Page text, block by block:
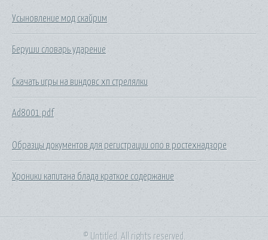
Усыновление мод скайрим
Беруши словарь ударение
Скачать игры на виндовс хп стрелялки
Ad8001 pdf
Образцы документов для регистрации опо в ростехнадзоре
Хроники капитана блада краткое содержание
© Untitled. All rights reserved.